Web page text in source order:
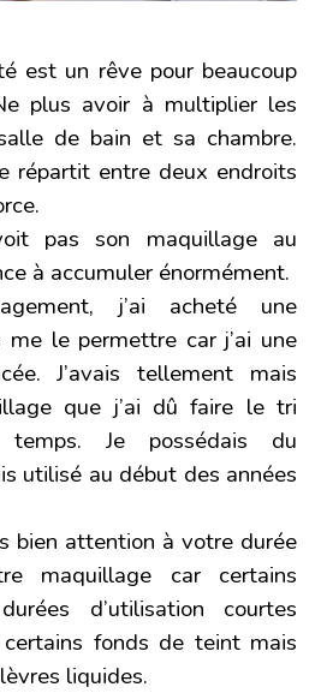
est un rêve pour beaucoup
plus avoir à multiplier les
de bain et sa chambre.
répartit entre deux endroits
pas son maquillage au
à accumuler énormément.
j’ai acheté une
me le permettre car j’ai une
J’avais tellement mais
que j’ai dû faire le tri
Je possédais du
utilisé au début des années
bien attention à votre durée
maquillage car certains
d’utilisation courtes
fonds de teint mais
liquides.